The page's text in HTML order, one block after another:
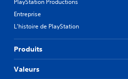
PlayStation Productions
Entreprise
L'histoire de PlayStation
Produits
Valeurs